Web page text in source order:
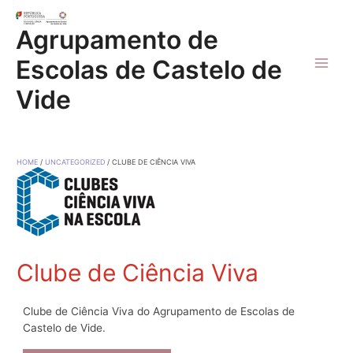
content
Agrupamento de
Escolas de Castelo de
Vide
HOME UNCATEGORIZED CLUBE DE CIÊNCIA VIVA
Clube de Ciência Viva
Clube de Ciência Viva do Agrupamento de Escolas de
Castelo de Vide.